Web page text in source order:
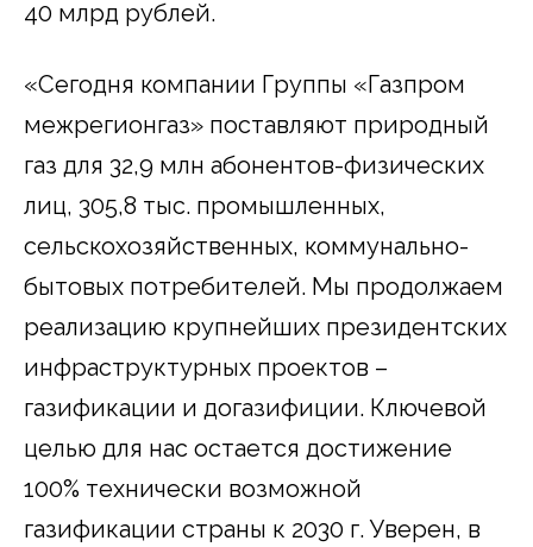
40 млрд рублей.
«Сегодня компании Группы «Газпром
межрегионгаз» поставляют природный
газ для 32,9 млн абонентов-физических
лиц, 305,8 тыс. промышленных,
сельскохозяйственных, коммунально-
бытовых потребителей. Мы продолжаем
реализацию крупнейших президентских
инфраструктурных проектов –
газификации и догазифиции. Ключевой
целью для нас остается достижение
100% технически возможной
газификации страны к 2030 г. Уверен, в